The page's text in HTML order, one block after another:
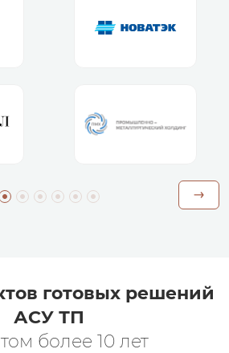
готовых решений
АСУ ТП
более 10 лет